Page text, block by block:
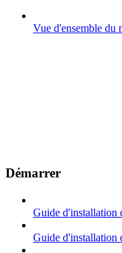
Vue d'ensemble du
Démarrer
Guide d'installation
Guide d'installation